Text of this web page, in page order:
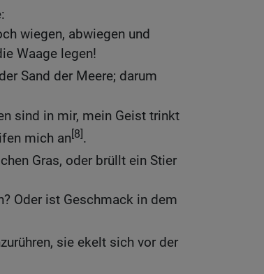
wiegen, abwiegen und
Waage legen!
Sand der Meere; darum
sind in mir, mein Geist trinkt
mich an[8].
Gras, oder brüllt ein Stier
Oder ist Geschmack in dem
sie ekelt sich vor der